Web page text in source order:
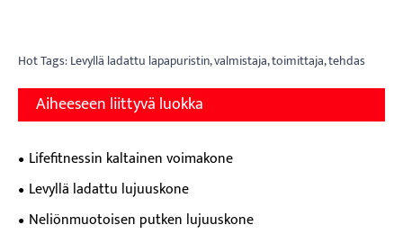
Hot Tags: Levyllä ladattu lapapuristin, valmistaja, toimittaja, tehdas
Aiheeseen liittyvä luokka
Lifefitnessin kaltainen voimakone
Levyllä ladattu lujuuskone
Neliönmuotoisen putken lujuuskone